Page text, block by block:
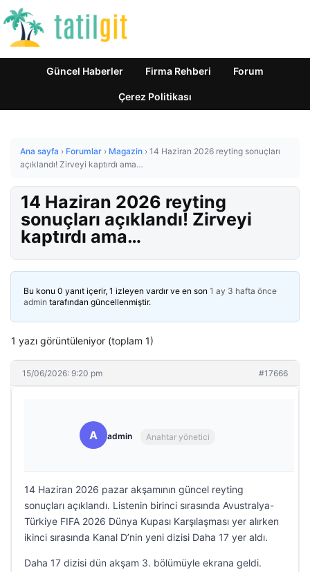
Güncel Haberler Firma Rehberi Forum
Çerez Politikası
Ana sayfa › Forumlar › Magazin › 14 Haziran 2026 reyting sonuçları
açıklandı! Zirveyi kaptırdı ama…
14 Haziran 2026 reyting
sonuçları açıklandı! Zirveyi
kaptırdı ama…
Bu konu 0 yanıt içerir, 1 izleyen vardır ve en son 1 ay 3 hafta önce
admin tarafından güncellenmiştir.
1 yazı görüntüleniyor (toplam 1)
15/06/2026: 9:20 pm #17666
A admin Anahtar yönetici
14 Haziran 2026 pazar akşamının güncel reyting
sonuçları açıklandı. Listenin birinci sırasında Avustralya-
Türkiye FIFA 2026 Dünya Kupası Karşılaşması yer alırken
ikinci sırasında Kanal D’nin yeni dizisi Daha 17 yer aldı.
Daha 17 dizisi dün akşam 3. bölümüyle ekrana geldi.